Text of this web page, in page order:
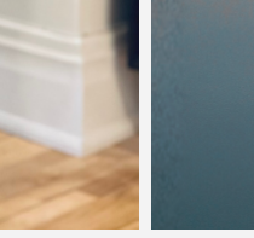
Gregory Charles
genres et toutes les